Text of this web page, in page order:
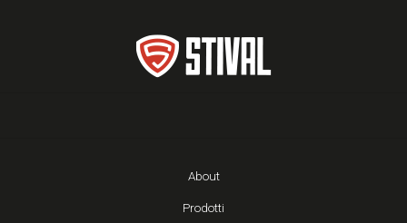
About
Prodotti